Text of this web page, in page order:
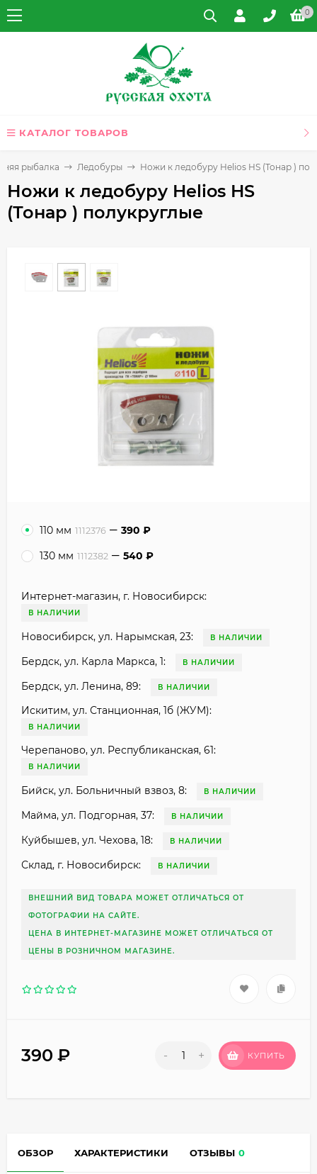
0
КАТАЛОГ ТОВАРОВ
рыбалка Ледобуры Ножи к ледобуру Helios HS (Тонар )
Ножи к ледобуру Helios HS
(Тонар ) полукруглые
110 мм 1112376 390 ₽
130 мм 1112382 540 ₽
Интернет-магазин, г. Новосибирск:
В НАЛИЧИИ
Новосибирск, ул. Нарымская, 23: В НАЛИЧИИ
Бердск, ул. Карла Маркса, 1: В НАЛИЧИИ
Бердск, ул. Ленина, 89: В НАЛИЧИИ
Искитим, ул. Станционная, 1б (ЖУМ):
В НАЛИЧИИ
Черепаново, ул. Республиканская, 61:
В НАЛИЧИИ
Бийск, ул. Больничный взвоз, 8: В НАЛИЧИИ
Майма, ул. Подгорная, 37: В НАЛИЧИИ
Куйбышев, ул. Чехова, 18: В НАЛИЧИИ
Склад, г. Новосибирск: В НАЛИЧИИ
ВНЕШНИЙ ВИД ТОВАРА МОЖЕТ ОТЛИЧАТЬСЯ ОТ
ФОТОГРАФИИ НА САЙТЕ.
ЦЕНА В ИНТЕРНЕТ-МАГАЗИНЕ МОЖЕТ ОТЛИЧАТЬСЯ ОТ
ЦЕНЫ В РОЗНИЧНОМ МАГАЗИНЕ.
390 ₽ - + КУПИТЬ
ОБЗОР ХАРАКТЕРИСТИКИ ОТЗЫВЫ 0